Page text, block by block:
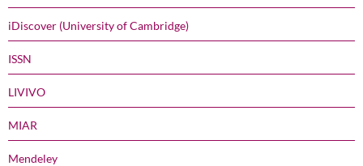
iDiscover (University of Cambridge)
ISSN
LIVIVO
MIAR
Mendeley